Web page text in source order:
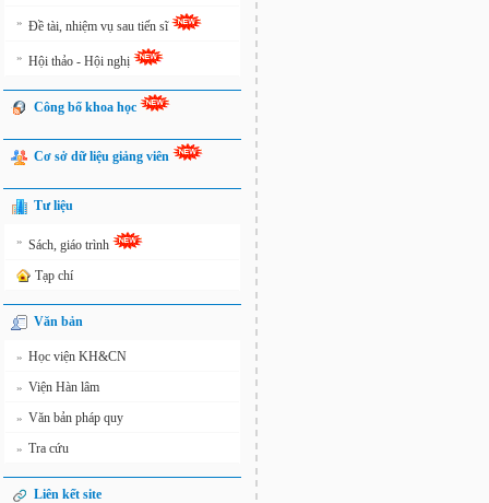
» Đề tài, nhiệm vụ sau tiến sĩ
» Hội thảo - Hội nghị
Công bố khoa học
Cơ sở dữ liệu giảng viên
Tư liệu
» Sách, giáo trình
Tạp chí
Văn bản
» Học viện KH&CN
» Viện Hàn lâm
» Văn bản pháp quy
» Tra cứu
Liên kết site